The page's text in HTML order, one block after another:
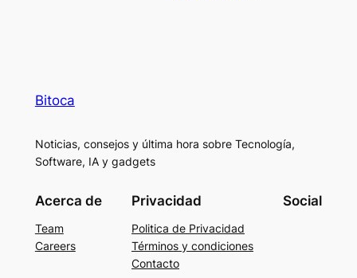
Bitoca
Noticias, consejos y última hora sobre Tecnología,
Software, IA y gadgets
Acerca de
Team
Careers
Privacidad
Politica de Privacidad
Términos y condiciones
Contacto
Social